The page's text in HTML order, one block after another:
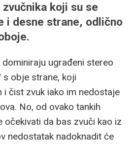
koji su se
i desne strane, odlično
ugrađeni stereo
s obje strane, koji
i čist zvuk iako im nedostaje
No, od ovako tankih
očekivati da bas zvuči kao iz
nedostatak nadoknadit će